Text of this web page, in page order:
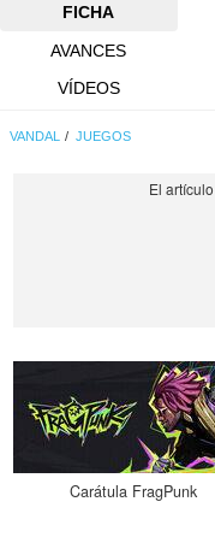
FICHA
AVANCES
VÍDEOS
VANDAL JUEGOS
Carátula FragPunk